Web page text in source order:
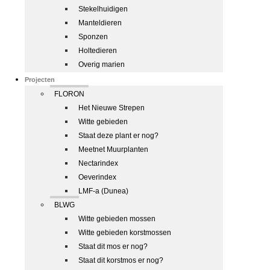
Stekelhuidigen
Manteldieren
Sponzen
Holtedieren
Overig marien
Projecten
FLORON
Het Nieuwe Strepen
Witte gebieden
Staat deze plant er nog?
Meetnet Muurplanten
Nectarindex
Oeverindex
LMF-a (Dunea)
BLWG
Witte gebieden mossen
Witte gebieden korstmossen
Staat dit mos er nog?
Staat dit korstmos er nog?